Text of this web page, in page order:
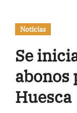
Noticias
Se
abonos
Huesca